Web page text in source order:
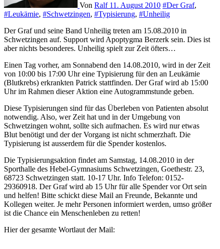
Von Ralf 11. August 2010 #Der Graf,
#Leukämie, #Schwetzingen, #Typisierung, #Unheilig
Der Graf und seine Band Unheilig treten am 15.08.2010 in
Schwetzingen auf. Support wird Apoptygma Berzerk sein. Dies ist
aber nichts besonderes. Unheilig spielt zur Zeit öfters…
Einen Tag vorher, am Sonnabend den 14.08.2010, wird in der Zeit
von 10:00 bis 17:00 Uhr eine Typisierung für den an Leukämie
(Blutkrebs) erkrankten Patrick stattfinden. Der Graf wird ab 15:00
Uhr im Rahmen dieser Aktion eine Autogrammstunde geben.
Diese Typisierungen sind für das Überleben von Patienten absolut
notwendig. Also, wer Zeit hat und in der Umgebung von
Schwetzingen wohnt, sollte sich aufmachen. Es wird nur etwas
Blut benötigt und der der Vorgang ist nicht schmerzhaft. Die
Typisierung ist ausserdem für die Spender kostenlos.
Die Typisierungsaktion findet am Samstag, 14.08.2010 in der
Sporthalle des Hebel-Gymnasiums Schwetzingen, Goethestr. 23,
68723 Schwetzingen statt. 10-17 Uhr. Info Telefon: 0152-
29360918. Der Graf wird ab 15 Uhr für alle Spender vor Ort sein
und helfen! Bitte schickt diese Mail an Freunde, Bekannte und
Kollegen weiter. Je mehr Personen informiert werden, umso größer
ist die Chance ein Menschenleben zu retten!
Hier der gesamte Wortlaut der Mail: